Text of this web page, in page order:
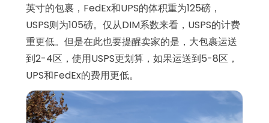
英寸的包裹，FedEx和UPS的体积重为125磅，
USPS则为105磅。仅从DIM系数来看，USPS的计费
重更低。但是在此也要提醒卖家的是，大包裹运送
到2-4区，使用USPS更划算，如果运送到5-8区，
UPS和FedEx的费用更低。